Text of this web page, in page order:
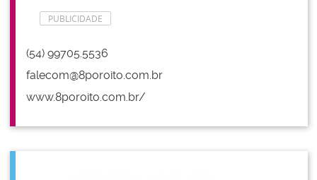
PUBLICIDADE
(54) 99705.5536
falecom@8poroito.com.br
www.8poroito.com.br/